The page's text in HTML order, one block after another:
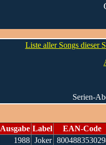
Liste aller Songs dieser
Serien-
Ausgabe Label EAN-Code
1988 Joker